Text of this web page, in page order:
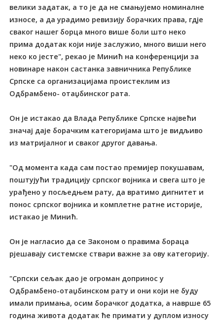
велики задатак, а то је да не смањујемо номиналне
износе, а да урадимо ревизију борачких права, гдје
сваког нашег борца много више боли што неко
прима додатак који није заслужио, много виши него
неко ко јесте", рекао је Минић на конференцији за
новинаре након састанка завничника Републике
Српске са организацијама проистеклим из
Oдбрамбено- отаџбинског рата.
Он је истакао да Влада Републике Српске највећи
значај даје борачким категоријама што је видљиво
из матријалног и сваког другог давања.
"Од момента када сам постао премијер покушавам,
поштујући традицију српског војника и свега што је
урађено у посљедњем рату, да вратимо дигнитет и
понос српског војника и комплетне ратне историје,
истакао је Минић.
Он је нагласио да се Законом о правима бораца
рјешавају системске ствари важне за ову категорију.
"Српски сељак дао је огроман допринос у
Одбрамбено-отаџбинском рату и они који не буду
имали примања, осим борачког додатка, а наврше 65
година живота додатак ће примати у дуплом износу